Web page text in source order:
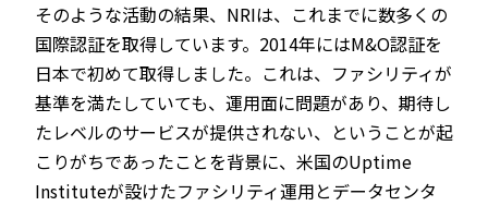
そのような活動の結果、NRIは、これまでに数多くの
国際認証を取得しています。2014年にはM&O認証を
日本で初めて取得しました。これは、ファシリティが
基準を満たしていても、運用面に問題があり、期待し
たレベルのサービスが提供されない、ということが起
こりがちであったことを背景に、米国のUptime
Instituteが設けたファシリティ運用とデータセンタ